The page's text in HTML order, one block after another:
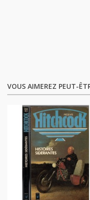
VOUS AIMEREZ PEUT-